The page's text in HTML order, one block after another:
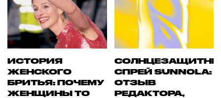
ИСТОРИЯ
ЖЕНСКОГО
БРИТЬЯ: ПОЧЕМУ
ЖЕНЩИНЫ ТО
СПРЕЙ SUNNOLA:
ОТЗЫВ
РЕДАКТОРА,